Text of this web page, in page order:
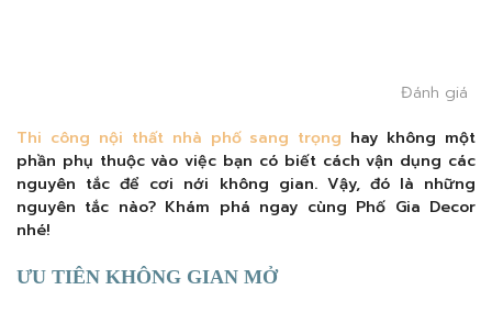
Đánh giá
Thi công nội thất nhà phố sang trọng hay không một
phần phụ thuộc vào việc bạn có biết cách vận dụng các
nguyên tắc để cơi nới không gian. Vậy, đó là những
nguyên tắc nào? Khám phá ngay cùng Phố Gia Decor
nhé!
ƯU TIÊN KHÔNG GIAN MỞ